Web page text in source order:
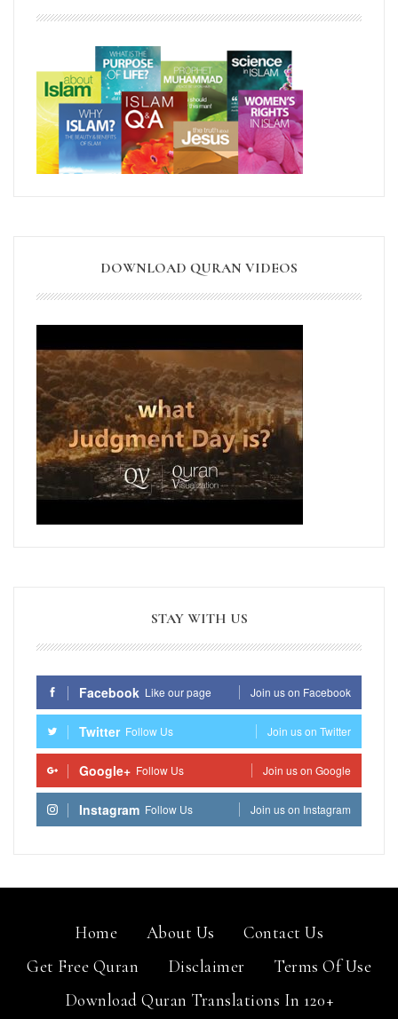
DOWNLOAD QURAN VIDEOS
STAY WITH US
Facebook Like our page Join us on Facebook
Twitter Follow Us Join us on Twitter
Google+ Follow Us Join us on Google
Instagram Follow Us Join us on Instagram
Home About Us
Contact Us
Get Free Quran
Disclaimer
Terms Of Use
Download Quran Translations In 120+